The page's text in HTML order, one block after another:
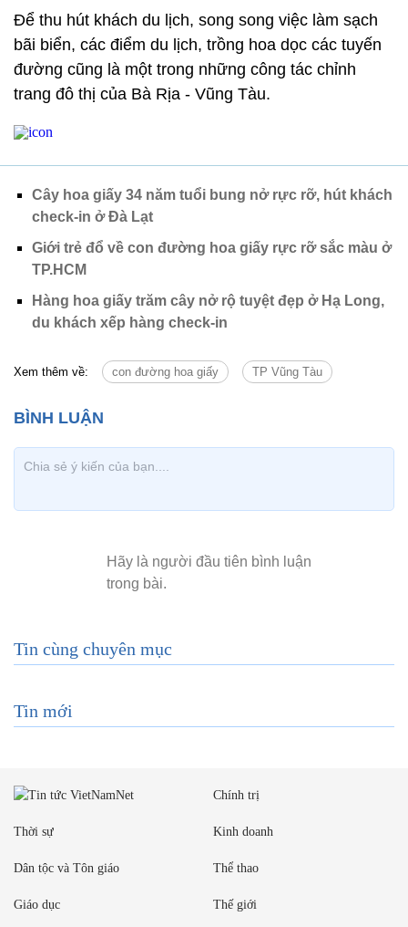
Để thu hút khách du lịch, song song việc làm sạch
bãi biển, các điểm du lịch, trồng hoa dọc các tuyến
đường cũng là một trong những công tác chỉnh
trang đô thị của Bà Rịa - Vũng Tàu.
Cây hoa giấy 34 năm tuổi bung nở rực rỡ, hút khách
check-in ở Đà Lạt
Giới trẻ đổ về con đường hoa giấy rực rỡ sắc màu ở
TP.HCM
Hàng hoa giấy trăm cây nở rộ tuyệt đẹp ở Hạ Long,
du khách xếp hàng check-in
Xem thêm về: con đường hoa giấy TP Vũng Tàu
Tin cùng chuyên mục
Tin mới
Chính trị
Thời sự Kinh doanh
Dân tộc và Tôn giáo Thể thao
Giáo dục Thế giới